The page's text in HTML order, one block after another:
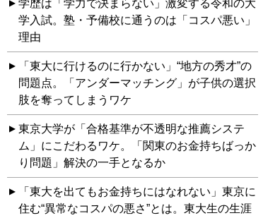
学歴は「学力で決まらない」激変する令和の大
学入試。塾・予備校に通うのは「コスパ悪い」
理由
「東大に行けるのに行かない」“地方の秀才”の
問題点。「アンダーマッチング」が子供の選択
肢を奪ってしまうワケ
東京大学が「合格基準が不透明な推薦システ
ム」にこだわるワケ。「関東のお金持ちばっか
り問題」解決の一手となるか
「東大を出てもお金持ちにはなれない」東京に
住む“異常なコスパの悪さ”とは。東大生の生涯